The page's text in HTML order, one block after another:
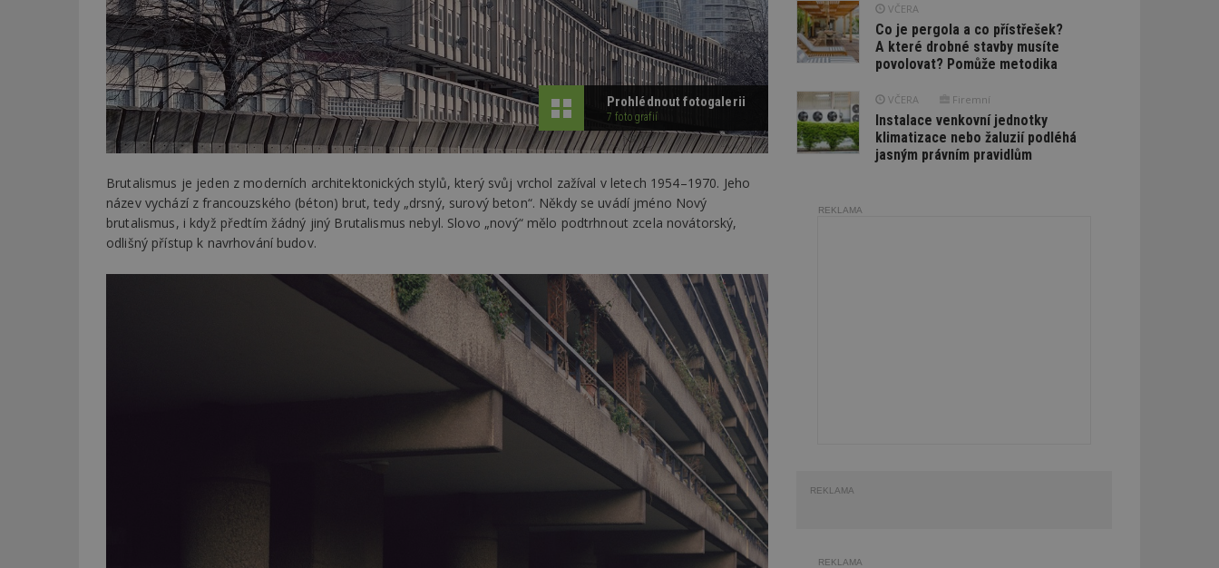
Prohlédnout fotogalerii
7 fotografií
Brutalismus je jeden z moderních architektonických stylů, který svůj vrchol zažíval v letech 1954–1970. Jeho
název vychází z francouzského (béton) brut, tedy „drsný, surový beton“. Někdy se uvádí jméno Nový
brutalismus, i když předtím žádný jiný Brutalismus nebyl. Slovo „nový“ mělo podtrhnout zcela novátorský,
odlišný přístup k navrhování budov.
VČERA
Co je pergola a co přístřešek?
A které drobné stavby musíte
povolovat? Pomůže metodika
VČERA Firemní
Instalace venkovní jednotky
klimatizace nebo žaluzií podléhá
jasným právním pravidlům
REKLAMA
REKLAMA
REKLAMA